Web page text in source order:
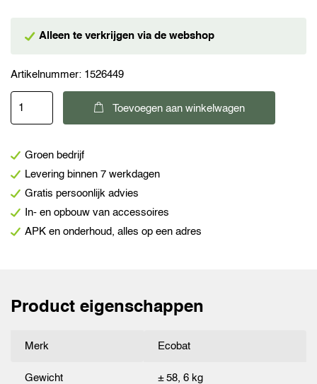
Alleen te verkrijgen via de webshop
Artikelnummer: 1526449
Deep
12V-
200Ah
accu
aantal
Toevoegen aan winkelwagen
Groen bedrijf
Levering binnen 7 werkdagen
Gratis persoonlijk advies
In- en opbouw van accessoires
APK en onderhoud, alles op een adres
Product eigenschappen
Merk Ecobat
Gewicht ± 58, 6 kg